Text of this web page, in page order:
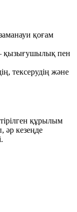
қоғам
қызығушылық пен
тексерудің және
құрылым
кезеңде